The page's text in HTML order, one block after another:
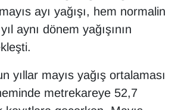
ayı yağışı, hem normalin
aynı dönem yağışının
yıllar mayıs yağış ortalaması
metrekareye 52,7